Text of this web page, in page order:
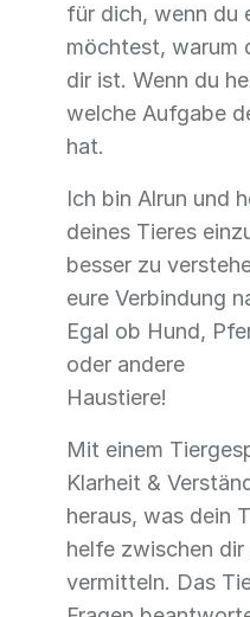
für dich, wenn du
möchtest, warum
dir ist. Wenn du
welche Aufgabe
hat.
Ich bin Alrun und
deines Tieres
besser zu
eure Verbindung
Egal ob Hund,
oder andere
Haustiere!
Mit einem
Klarheit &
heraus, was dein
helfe zwischen
vermitteln. Das